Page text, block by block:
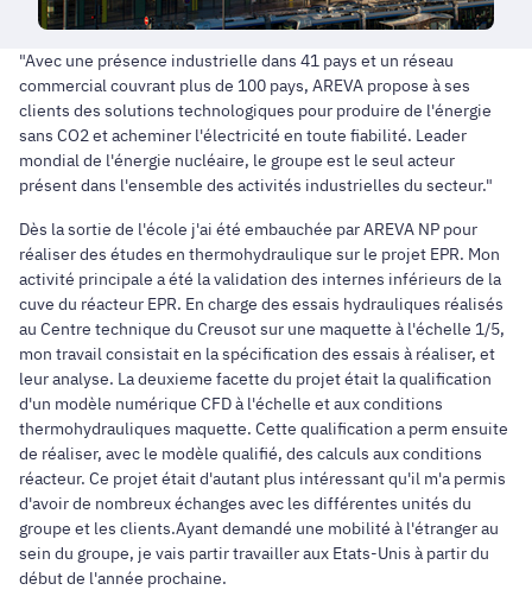
"Avec une présence industrielle dans 41 pays et un réseau
commercial couvrant plus de 100 pays, AREVA propose à ses
clients des solutions technologiques pour produire de l'énergie
sans CO2 et acheminer l'électricité en toute fiabilité. Leader
mondial de l'énergie nucléaire, le groupe est le seul acteur
présent dans l'ensemble des activités industrielles du secteur."
Dès la sortie de l'école j'ai été embauchée par AREVA NP pour
réaliser des études en thermohydraulique sur le projet EPR. Mon
activité principale a été la validation des internes inférieurs de la
cuve du réacteur EPR. En charge des essais hydrauliques réalisés
au Centre technique du Creusot sur une maquette à l'échelle 1/5,
mon travail consistait en la spécification des essais à réaliser, et
leur analyse. La deuxieme facette du projet était la qualification
d'un modèle numérique CFD à l'échelle et aux conditions
thermohydrauliques maquette. Cette qualification a perm ensuite
de réaliser, avec le modèle qualifié, des calculs aux conditions
réacteur. Ce projet était d'autant plus intéressant qu'il m'a permis
d'avoir de nombreux échanges avec les différentes unités du
groupe et les clients.Ayant demandé une mobilité à l'étranger au
sein du groupe, je vais partir travailler aux Etats-Unis à partir du
début de l'année prochaine.